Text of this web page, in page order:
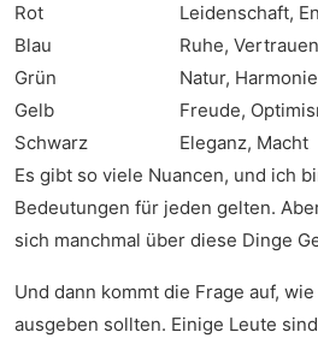
Rot
Leidenschaft,
Blau
Ruhe, Vertrauen
Grün
Natur, Harmonie
Gelb
Freude,
Schwarz
Eleganz, Macht
Es gibt so viele Nuancen, und ich
Bedeutungen für jeden gelten.
sich manchmal über diese Dinge
Und dann kommt die Frage auf,
ausgeben sollten. Einige Leute